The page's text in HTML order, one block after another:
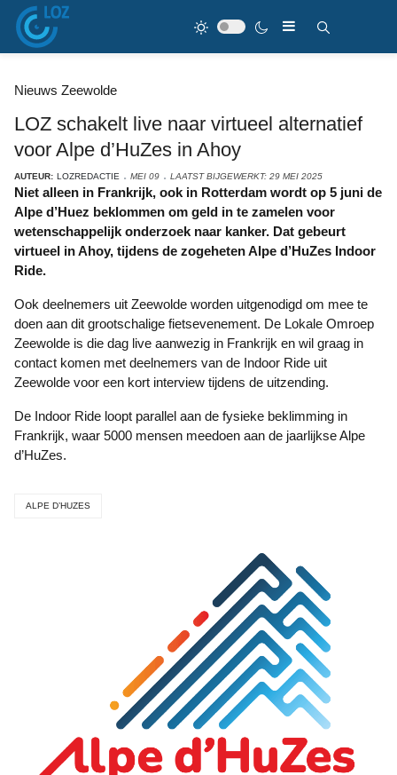
Nieuws Zeewolde
LOZ schakelt live naar virtueel alternatief
voor Alpe d’HuZes in Ahoy
AUTEUR: LOZREDACTIE MEI 09 LAATST BIJGEWERKT: 29 MEI 2025
Niet alleen in Frankrijk, ook in Rotterdam wordt op 5 juni de
Alpe d’Huez beklommen om geld in te zamelen voor
wetenschappelijk onderzoek naar kanker. Dat gebeurt
virtueel in Ahoy, tijdens de zogeheten Alpe d’HuZes Indoor
Ride.
Ook deelnemers uit Zeewolde worden uitgenodigd om mee te
doen aan dit grootschalige fietsevenement. De Lokale Omroep
Zeewolde is die dag live aanwezig in Frankrijk en wil graag in
contact komen met deelnemers van de Indoor Ride uit
Zeewolde voor een kort interview tijdens de uitzending.
De Indoor Ride loopt parallel aan de fysieke beklimming in
Frankrijk, waar 5000 mensen meedoen aan de jaarlijkse Alpe
d’HuZes.
ALPE D’HUZES